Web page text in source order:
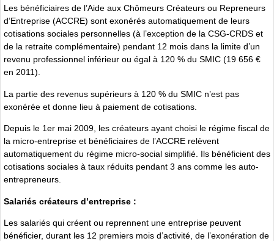
Les bénéficiaires de l’Aide aux Chômeurs Créateurs ou Repreneurs
d’Entreprise (ACCRE) sont exonérés automatiquement de leurs
cotisations sociales personnelles (à l’exception de la CSG-CRDS et
de la retraite complémentaire) pendant 12 mois dans la limite d’un
revenu professionnel inférieur ou égal à 120 % du SMIC (19 656 €
en 2011).
La partie des revenus supérieurs à 120 % du SMIC n’est pas
exonérée et donne lieu à paiement de cotisations.
Depuis le 1er mai 2009, les créateurs ayant choisi le régime fiscal de
la micro-entreprise et bénéficiaires de l’ACCRE relèvent
automatiquement du régime micro-social simplifié. Ils bénéficient des
cotisations sociales à taux réduits pendant 3 ans comme les auto-
entrepreneurs.
Salariés créateurs d’entreprise :
Les salariés qui créent ou reprennent une entreprise peuvent
bénéficier, durant les 12 premiers mois d’activité, de l’exonération de